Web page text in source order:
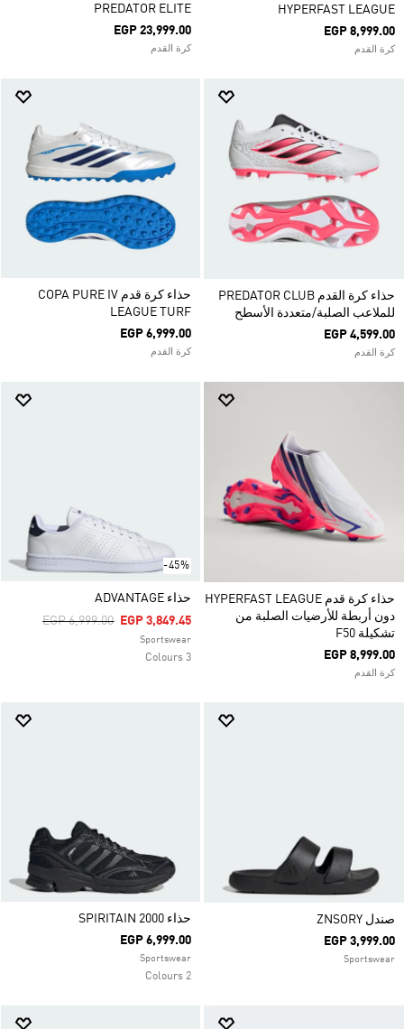
HYPERFAST LEAGUE
EGP 8,999.00
كرة القدم
PREDATOR ELITE
EGP 23,999.00
كرة القدم
حذاء كرة القدم PREDATOR CLUB
للملاعب الصلبة/متعددة الأسطح
EGP 4,599.00
كرة القدم
حذاء كرة قدم COPA PURE IV
LEAGUE TURF
EGP 6,999.00
كرة القدم
حذاء كرة قدم HYPERFAST LEAGUE
دون أربطة للأرضيات الصلبة من
تشكيلة F50
EGP 8,999.00
كرة القدم
-45%
حذاء ADVANTAGE
Price Reduced From
EGP 6,999.00ToEGP 3,849.45
Sportswear
3 Colours
صندل ZNSORY
EGP 3,999.00
Sportswear
حذاء SPIRITAIN 2000
EGP 6,999.00
Sportswear
2 Colours